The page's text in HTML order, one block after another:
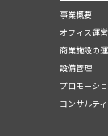
事業概要
オフィス運営
商業施設の
設備管理
プロモーシ
コンサルテ